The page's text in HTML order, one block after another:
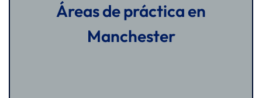
Áreas de práctica en
Manchester